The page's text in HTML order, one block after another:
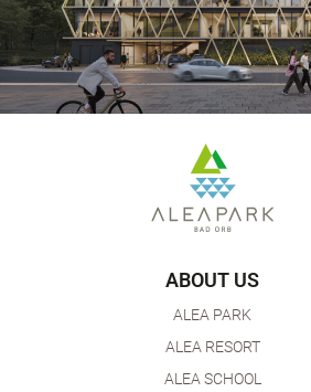
ABOUT US
ALEA PARK
ALEA RESORT
ALEA SCHOOL